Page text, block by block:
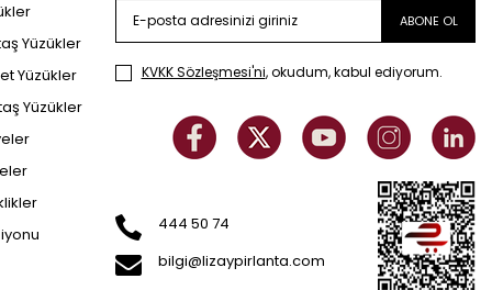
Yüzükler
Yüzükler
Yüzükler
ABONE OL
KVKK Sözleşmesi'ni, okudum, kabul ediyorum.
444 50 74
bilgi@lizaypirlanta.com